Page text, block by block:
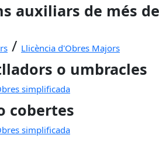
auxiliars de més
/ Llicència d'Obres Majors
o umbracles
simplificada
cobertes
simplificada